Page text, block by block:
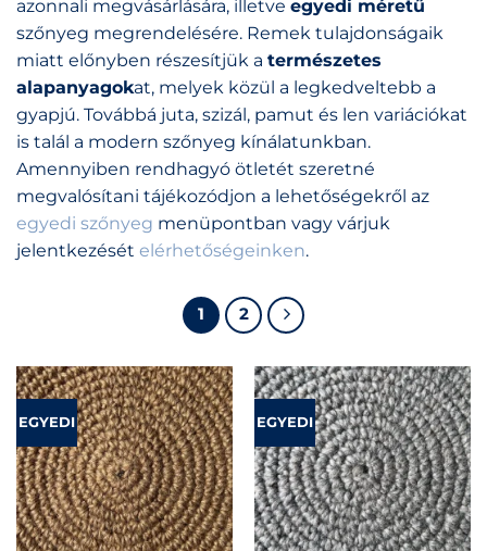
azonnali megvásárlására, illetve egyedi méretű
szőnyeg megrendelésére. Remek tulajdonságaik
miatt előnyben részesítjük a természetes
alapanyagokat, melyek közül a legkedveltebb a
gyapjú. Továbbá juta, szizál, pamut és len variációkat
is talál a modern szőnyeg kínálatunkban.
Amennyiben rendhagyó ötletét szeretné
megvalósítani tájékozódjon a lehetőségekről az
egyedi szőnyeg menüpontban vagy várjuk
jelentkezését elérhetőségeinken.
1 2
EGYEDI EGYEDI